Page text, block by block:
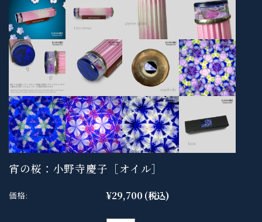
宵の桜：小野寺慶子［オイル］
価格: ¥29,700 (税込)